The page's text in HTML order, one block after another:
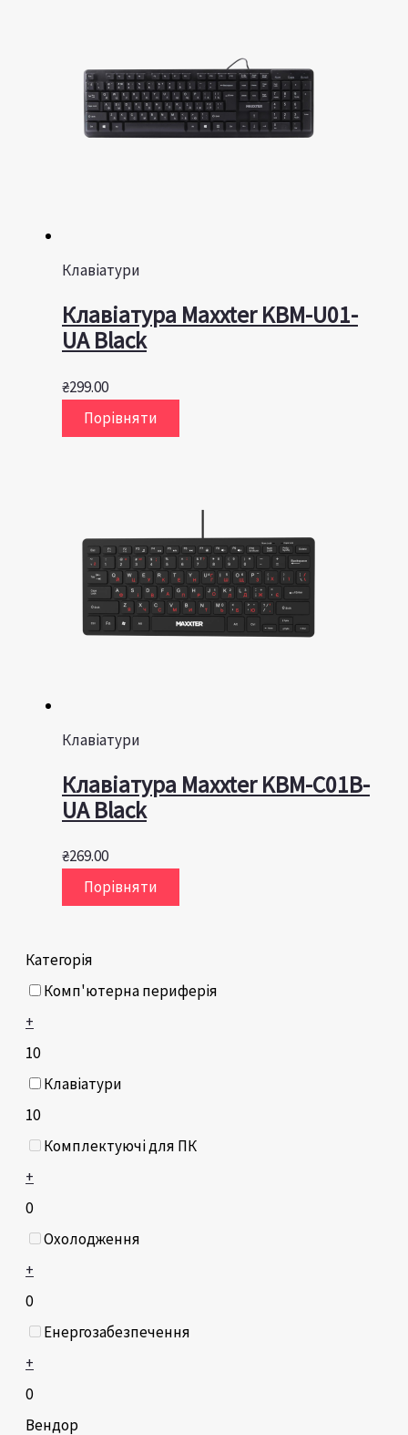
Категорія
Комп'ютерна периферія
+
10
Клавіатури
10
Комплектуючі для ПК
+
0
Охолодження
+
0
Енергозабезпечення
+
0
Вендор
Клавіатури
Клавiатура Maxxter KBM-U01-
UA Black
₴299.00
Порівняти
Клавіатури
Клавiатура Maxxter KBM-C01B-
UA Black
₴269.00
Порівняти